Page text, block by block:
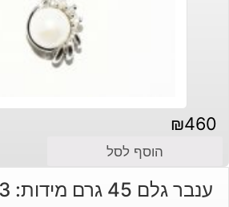
₪460
הוסף לסל
ענבר גלם 45 גרם מידות: 33*54*61 מ"מ